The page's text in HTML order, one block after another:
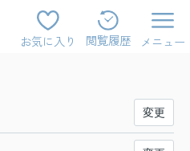
お気に入り 閲覧履歴 メニュー
変更